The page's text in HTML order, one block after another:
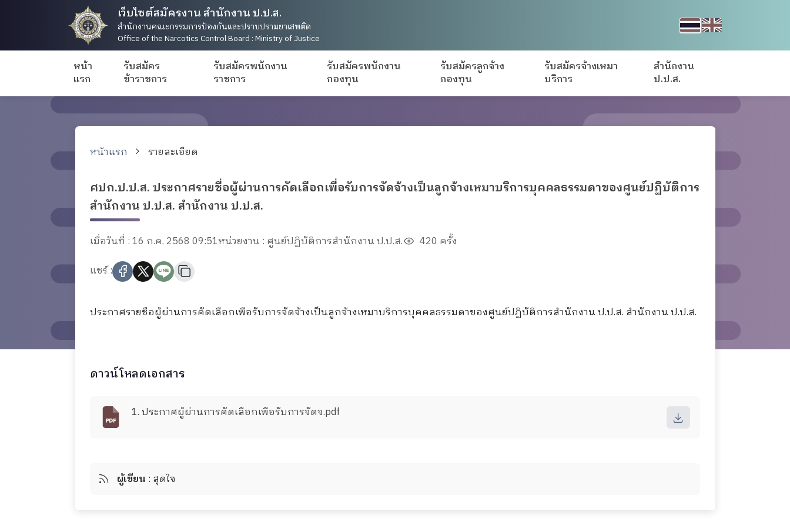
เว็บไซต์สมัครงาน สำนักงาน ป.ป.ส.
สำนักงานคณะกรรมการป้องกันและปราบปรามยาเสพติด
Office of the Narcotics Control Board : Ministry of Justice
หน้า
แรก
รับสมัคร
ข้าราชการ
รับสมัครพนักงาน
ราชการ
รับสมัครพนักงาน
กองทุน
รับสมัครลูกจ้าง
กองทุน
รับสมัครจ้างเหมา
บริการ
สำนักงาน
ป.ป.ส.
หน้าแรก รายละเอียด
ศปก.ป.ป.ส. ประกาศรายชื่อผู้ผ่านการคัดเลือกเพื่อรับการจัดจ้างเป็นลูกจ้างเหมาบริการบุคคลธรรมดาของศูนย์ปฏิบัติการ
สำนักงาน ป.ป.ส. สำนักงาน ป.ป.ส.
เมื่อวันที่ : 16 ก.ค. 2568 09:51หน่วยงาน : ศูนย์ปฏิบัติการสำนักงาน ป.ป.ส.
420 ครั้ง
แชร์ :
ประกาศรายชื่อผู้ผ่านการคัดเลือกเพื่อรับการจัดจ้างเป็นลูกจ้างเหมาบริการบุคคลธรรมดาของศูนย์ปฏิบัติการสำนักงาน ป.ป.ส. สำนักงาน ป.ป.ส.
ดาวน์โหลดเอกสาร
1. ประกาศผู้ผ่านการคัดเลือกเพื่อรับการจัดจ.pdf
ผู้เขียน : สุดใจ